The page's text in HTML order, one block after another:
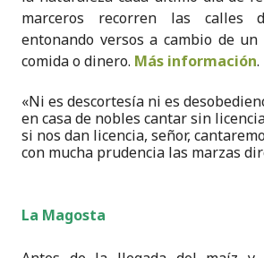
marceros recorren las calles
entonando versos a cambio de
comida o dinero. Más información.
«Ni es descortesía ni es
en casa de nobles cantar sin
si nos dan licencia, señor,
con mucha prudencia las marzas
La Magosta